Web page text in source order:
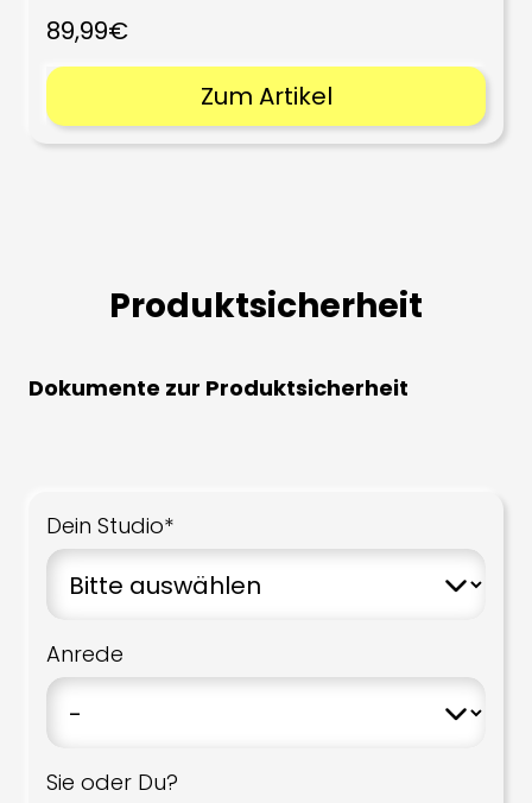
89,99€
Zum Artikel
Produktsicherheit
Dokumente zur Produktsicherheit
Dein Studio*
Anrede
Sie oder Du?